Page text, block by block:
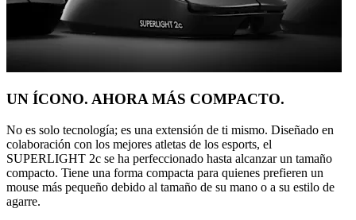
UN ÍCONO. AHORA MÁS COMPACTO.
No es solo tecnología; es una extensión de ti mismo. Diseñado en
colaboración con los mejores atletas de los esports, el
SUPERLIGHT 2c se ha perfeccionado hasta alcanzar un tamaño
compacto. Tiene una forma compacta para quienes prefieren un
mouse más pequeño debido al tamaño de su mano o a su estilo de
agarre.